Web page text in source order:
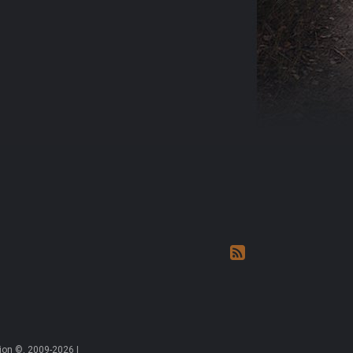
©, 2009-2026 |